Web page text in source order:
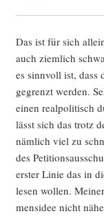
Das ist für sich
auch ziem­lich
es sinn­voll ist, dass
ge­grenzt wer­den.
einen real­po­li­tisch
lässt sich das trotz
näm­lich viel zu
des
ers­ter Linie das in
lesen wol­len.
mens­idee nicht